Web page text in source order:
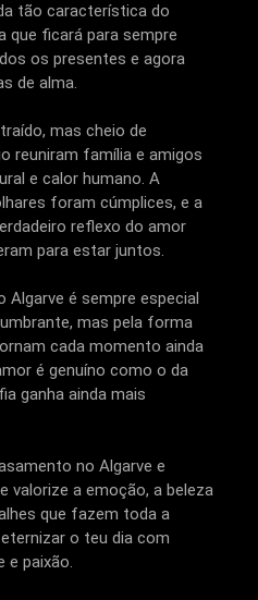
tão característica do
que ficará para sempre
os presentes e agora
de alma.
mas cheio de
reuniram família e amigos
e calor humano. A
foram cúmplices, e a
reflexo do amor
para estar juntos.
é sempre especial
mas pela forma
cada momento ainda
é genuíno como o da
ganha ainda mais
no Algarve e
a emoção, a beleza
que fazem toda a
o teu dia com
e paixão.